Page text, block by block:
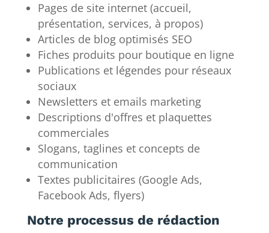
Pages de site internet (accueil,
présentation, services, à propos)
Articles de blog optimisés SEO
Fiches produits pour boutique en ligne
Publications et légendes pour réseaux
sociaux
Newsletters et emails marketing
Descriptions d'offres et plaquettes
commerciales
Slogans, taglines et concepts de
communication
Textes publicitaires (Google Ads,
Facebook Ads, flyers)
Notre processus de rédaction